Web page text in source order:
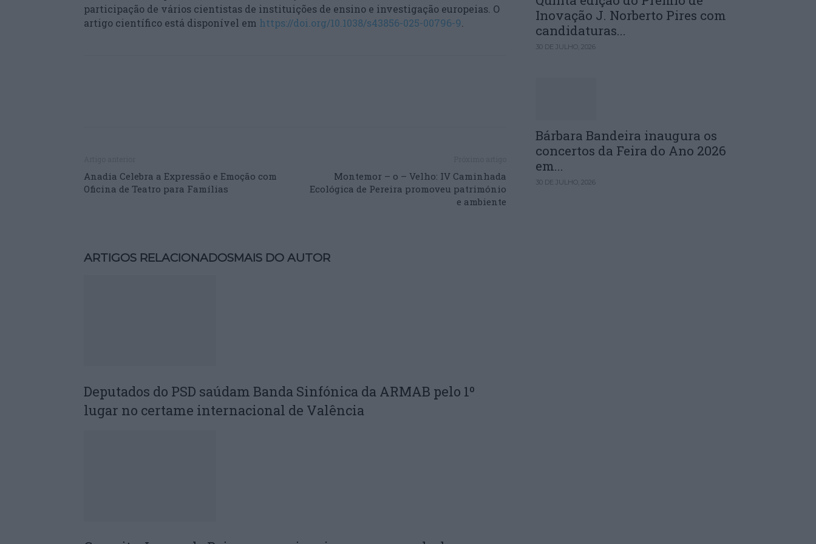
participação de vários cientistas de instituições de ensino e investigação europeias. O
artigo científico está disponível em https://doi.org/10.1038/s43856-025-00796-9
Anadia Celebra a Expressão e Emoção com
Oficina de Teatro para Famílias
Montemor – o – Velho: IV Caminhada
Ecológica de Pereira promoveu património
e ambiente
ARTIGOS RELACIONADOSMAIS DO AUTOR
Deputados do PSD saúdam Banda Sinfónica da ARMAB pelo 1º
lugar no certame internacional de Valência
Inovação J. Norberto Pires com
candidaturas...
30 DE JULHO, 2026
Bárbara Bandeira inaugura os
concertos da Feira do Ano 2026
em...
30 DE JULHO, 2026